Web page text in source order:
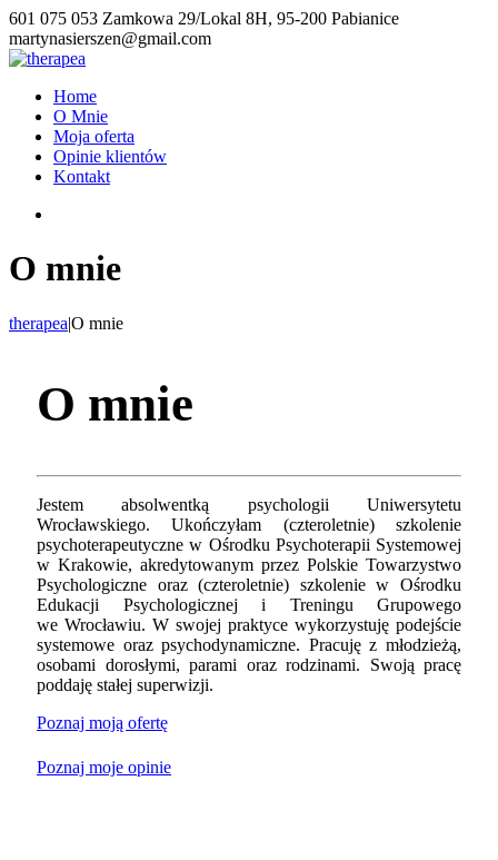
601 075 053 Zamkowa 29/Lokal 8H, 95-200 Pabianice
martynasierszen@gmail.com
Home
O Mnie
Moja oferta
Opinie klientów
Kontakt
O mnie
therapea|O mnie
O mnie
Jestem absolwentką psychologii Uniwersytetu
Wrocławskiego. Ukończyłam (czteroletnie) szkolenie
psychoterapeutyczne w Ośrodku Psychoterapii Systemowej
w Krakowie, akredytowanym przez Polskie Towarzystwo
Psychologiczne oraz (czteroletnie) szkolenie w Ośrodku
Edukacji Psychologicznej i Treningu Grupowego
we Wrocławiu. W swojej praktyce wykorzystuję podejście
systemowe oraz psychodynamiczne. Pracuję z młodzieżą,
osobami dorosłymi, parami oraz rodzinami. Swoją pracę
poddaję stałej superwizji.
Poznaj moją ofertę
Poznaj moje opinie